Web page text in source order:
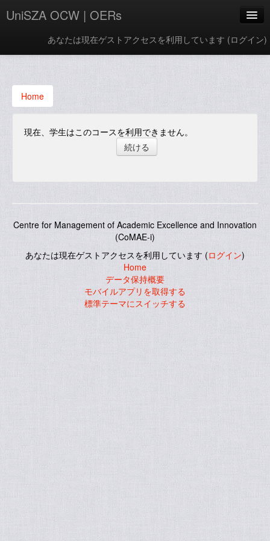
UniSZA OCW | OERs
あなたは現在ゲストアクセスを利用しています (ログイン)
e-Aduan
e-Learning Website
UniSZA Website
Home
現在、学生はこのコースを利用できません。
Centre for Management of Academic Excellence and Innovation
(CoMAE-i)
あなたは現在ゲストアクセスを利用しています (ログイン)
Home
データ保持概要
モバイルアプリを取得する
標準テーマにスイッチする